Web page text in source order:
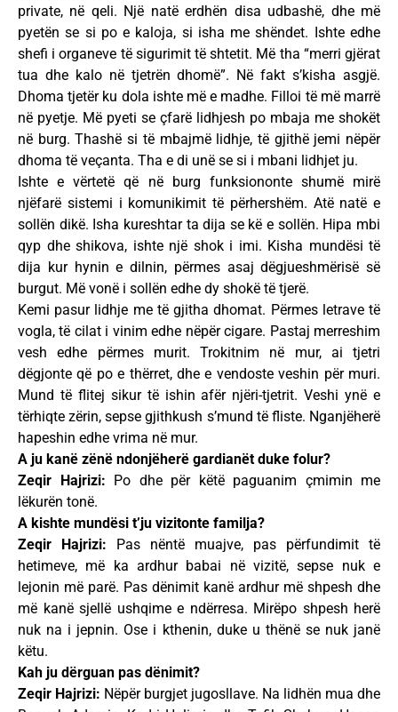
private, në qeli. Një natë erdhën disa udbashë, dhe më
pyetën se si po e kaloja, si isha me shëndet. Ishte edhe
shefi i organeve të sigurimit të shtetit. Më tha “merri gjërat
tua dhe kalo në tjetrën dhomë”. Në fakt s’kisha asgjë.
Dhoma tjetër ku dola ishte më e madhe. Filloi të më marrë
në pyetje. Më pyeti se çfarë lidhjesh po mbaja me shokët
në burg. Thashë si të mbajmë lidhje, të gjithë jemi nëpër
dhoma të veçanta. Tha e di unë se si i mbani lidhjet ju.
Ishte e vërtetë që në burg funksiononte shumë mirë
njëfarë sistemi i komunikimit të përhershëm. Atë natë e
sollën dikë. Isha kureshtar ta dija se kë e sollën. Hipa mbi
qyp dhe shikova, ishte një shok i imi. Kisha mundësi të
dija kur hynin e dilnin, përmes asaj dëgjueshmërisë së
burgut. Më vonë i sollën edhe dy shokë të tjerë.
Kemi pasur lidhje me të gjitha dhomat. Përmes letrave të
vogla, të cilat i vinim edhe nëpër cigare. Pastaj merreshim
vesh edhe përmes murit. Trokitnim në mur, ai tjetri
dëgjonte që po e thërret, dhe e vendoste veshin për muri.
Mund të flitej sikur të ishin afër njëri-tjetrit. Veshi ynë e
tërhiqte zërin, sepse gjithkush s’mund të fliste. Nganjëherë
hapeshin edhe vrima në mur.
A ju kanë zënë ndonjëherë gardianët duke folur?
Zeqir Hajrizi: Po dhe për këtë paguanim çmimin me
lëkurën tonë.
A kishte mundësi t’ju vizitonte familja?
Zeqir Hajrizi: Pas nëntë muajve, pas përfundimit të
hetimeve, më ka ardhur babai në vizitë, sepse nuk e
lejonin më parë. Pas dënimit kanë ardhur më shpesh dhe
më kanë sjellë ushqime e ndërresa. Mirëpo shpesh herë
nuk na i jepnin. Ose i kthenin, duke u thënë se nuk janë
këtu.
Kah ju dërguan pas dënimit?
Zeqir Hajrizi: Nëpër burgjet jugosllave. Na lidhën mua dhe